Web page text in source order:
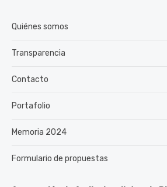
Quiénes somos
Transparencia
Contacto
Portafolio
Memoria 2024
Formulario de propuestas